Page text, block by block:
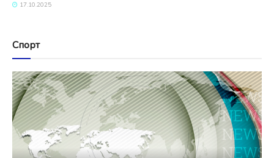
17.10.2025
Спорт